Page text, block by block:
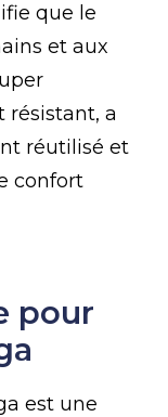
que le
et aux
résistant, a
réutilisé et
confort
pour
est une